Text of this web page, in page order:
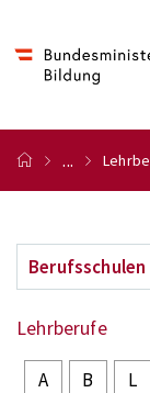
...
Berufsschulen
Lehrberufe
A B L